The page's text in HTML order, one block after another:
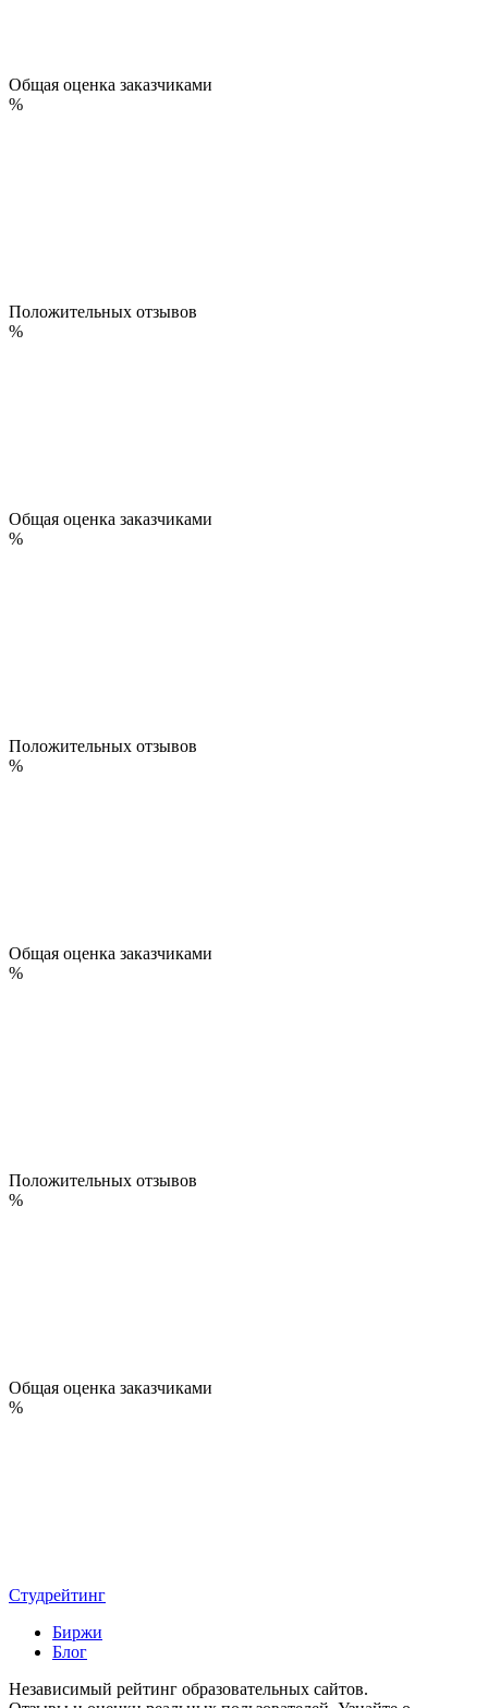
Общая оценка заказчиками
%
Положительных отзывов
%
Общая оценка заказчиками
%
Положительных отзывов
%
Общая оценка заказчиками
%
Положительных отзывов
%
Общая оценка заказчиками
%
Студрейтинг
Биржи
Блог
Независимый рейтинг образовательных сайтов.